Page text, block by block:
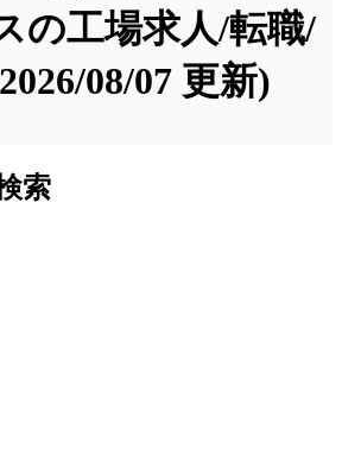
の工場求人/転職/
08/07 更新)
索